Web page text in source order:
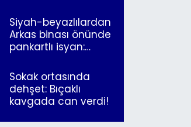
Siyah-beyazlılardan
Arkas binası önünde
pankartlı isyan:
İzmir"
Sokak ortasında
dehşet: Bıçaklı
kavgada can verdi!